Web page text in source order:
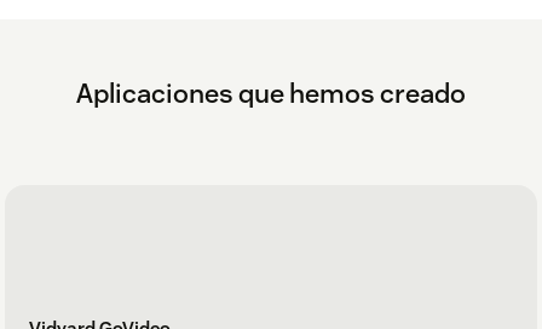
Aplicaciones que hemos creado